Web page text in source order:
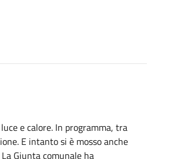
e calore. In programma, tra
E intanto si è mosso anche
Giunta comunale ha